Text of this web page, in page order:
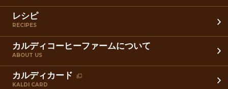
レシピ
RECIPES
カルディコーヒーファームについて
ABOUT US
カルディカード
KALDI CARD